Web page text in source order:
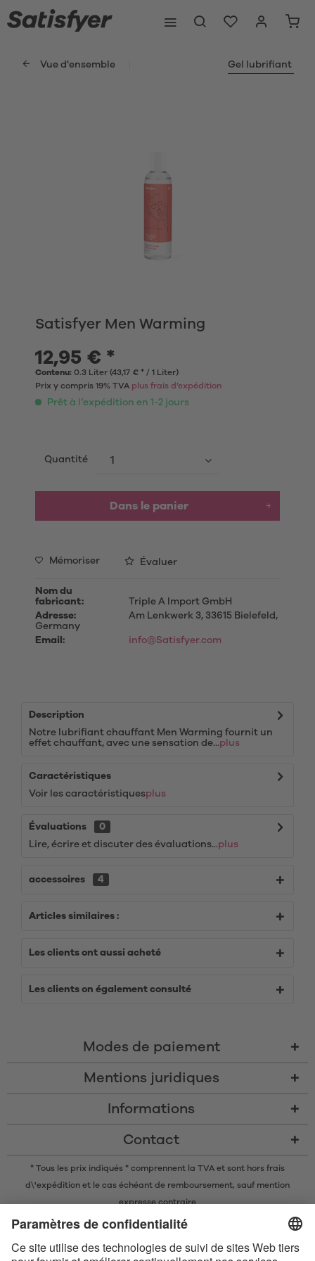
Vue d'ensemble Gel lubrifiant
Satisfyer Men Warming
12,95 € *
Contenu: 0.3 Liter (43,17 € * / 1 Liter)
Prix y compris 19% TVA plus frais d’expédition
Prêt à l’expédition en 1-2 jours
Quantité
Dans le panier
Mémoriser Évaluer
Nom du
fabricant:
Triple A Import GmbH
Adresse:
Am Lenkwerk 3, 33615 Bielefeld,
Germany
Email:
info@Satisfyer.com
Description
Notre lubrifiant chauffant Men Warming fournit un
effet chauffant, avec une sensation de...plus
Caractéristiques
Voir les caractéristiquesplus
Évaluations
0
Lire, écrire et discuter des évaluations...plus
accessoires 4
Articles similaires :
Les clients ont aussi acheté
Les clients on également consulté
Modes de paiement
Mentions juridiques
Informations
Contact
* Tous les prix indiqués * comprennent la TVA et sont hors frais
d\'expédition et le cas échéant de remboursement, sauf mention
expresse contraire
* La marque nominative et les logos Bluetooth® sont des marques
utilisation de ces marques par Satisfyer GmbH est soumise à une licence.